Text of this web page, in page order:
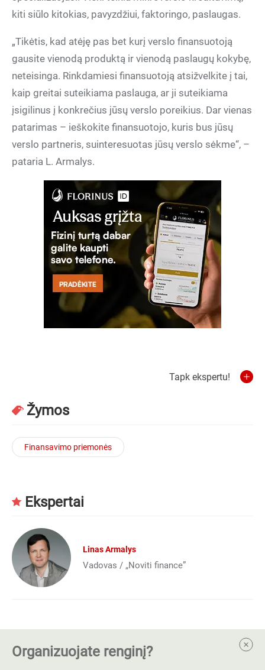
kiti siūlo kitokias, pavyzdžiui, faktoringo, paslaugas.
„Tikėtis, kad atėję pas bet kurį verslo finansuotoją
gausite vienodą produktą ir vienodą paslaugų kokybę,
neteisinga. Rinkdamiesi finansuotoją atsižvelkite į tai,
kaip greitai suteikiama paslauga, ar ji suteikiama
įsigilinus į konkrečius jūsų verslo poreikius. Dar vienas
patarimas – ieškokite finansuotojo, kuris bus jūsų
verslo partneris, suinteresuotas jūsų verslo sėkme“, –
pataria L. Armalys.
Tapk ekspertu!
Žymos
Finansavimo priemonės
Ekspertai
Linas Armalys
Vadovas / „Noviti finance”
Organizuojate renginį?